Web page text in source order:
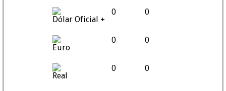
Dólar Oficial +
0 0
Euro
0 0
Real
0 0